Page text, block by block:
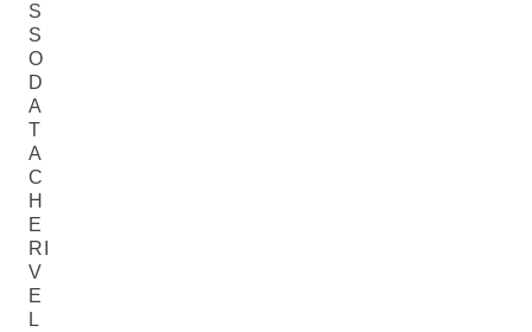
S
S
O
D
A
T
A
C
H
E
RI
V
E
L